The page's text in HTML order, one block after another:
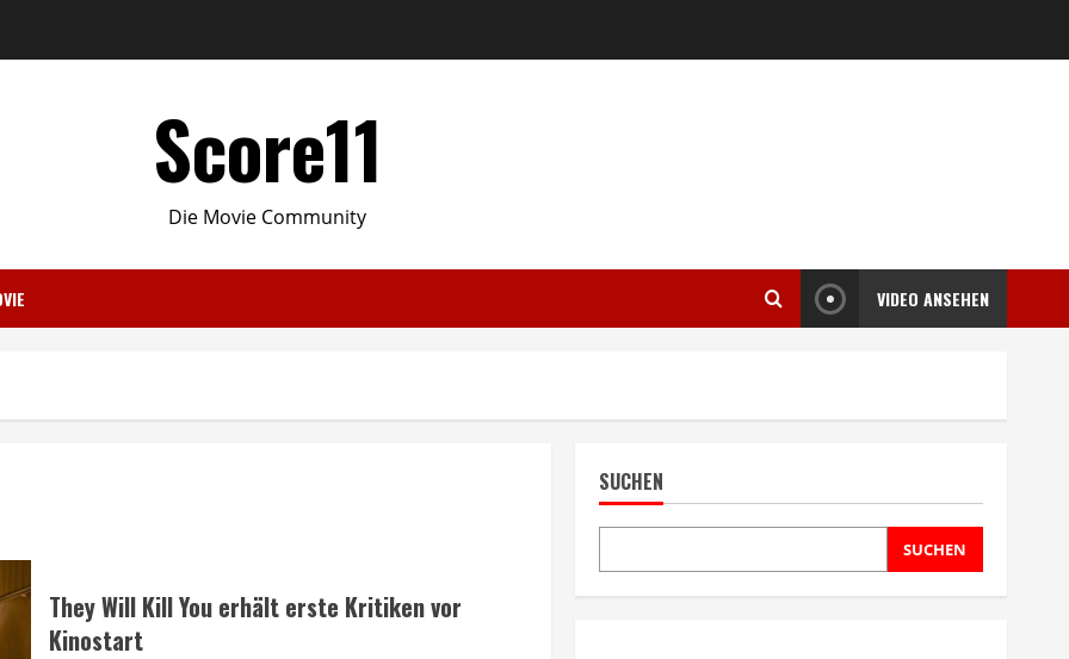
Score11
Die Movie Community
VIDEO ANSEHEN
They Will Kill You erhält erste Kritiken vor
Kinostart
SUCHEN
SUCHEN